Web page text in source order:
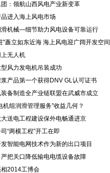
：领航山西风电产业新变革
进入海上风电市场
机械—细节助力风电设备可靠运行
"矗立如东近海 海上风电迎广阔开发空间
无人机
风力发电机吊装成功
产品第一个获得DNV GL认可证书
备制造全产业链联盟在武威市成立
机组润滑管理服务”收益几何？
送电工程建设保外电畅通进京
“两横工程”开工在即
智能电网技术作为新的出口项目
严把关口降低输电电缆设备故障
2014工博会